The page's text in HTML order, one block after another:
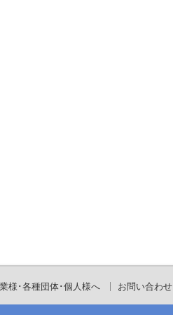
様･各種団体･個人様へ お問い合わせ